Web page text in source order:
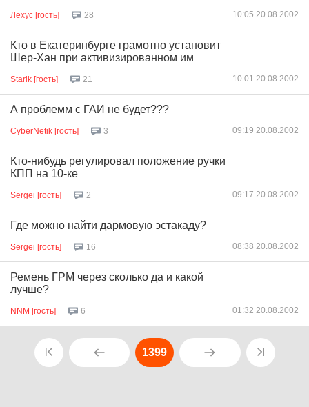
Лехус [гость] 28 10:05 20.08.2002
Кто в Екатеринбурге грамотно установит
Шер-Хан при активизированном им
Starik [гость] 21 10:01 20.08.2002
А проблемм с ГАИ не будет???
CyberNetik [гость] 3 09:19 20.08.2002
Кто-нибудь регулировал положение ручки
КПП на 10-ке
Sergei [гость] 2 09:17 20.08.2002
Где можно найти дармовую эстакаду?
Sergei [гость] 16 08:38 20.08.2002
Ремень ГРМ через сколько да и какой
лучше?
NNM [гость] 6 01:32 20.08.2002
1399